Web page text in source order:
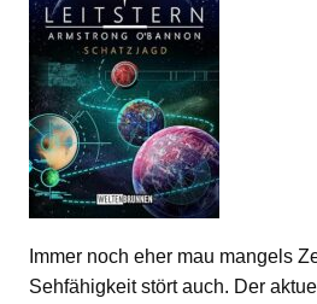
Immer noch eher mau mangels
Sehfähigkeit stört auch. Der